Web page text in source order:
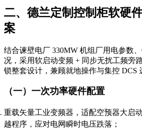
二、德兰定制控制柜软硬
案
结合谏壁电厂 330MW 机组厂用电参数
况，采用软启动变频 + 同步无扰工频旁
锁整套设计，兼顾就地操作与集控 DCS
（一）一次功率硬件配置
重载矢量工业变频器，适配空预器大启
越程序，应对电网瞬时电压跌落；